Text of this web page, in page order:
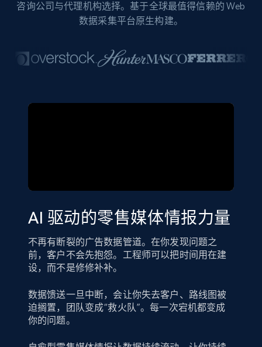
咨询公司与代理机构选择。基于全球最值得信赖的 Web
数据采集平台原生构建。
AI 驱动的零售媒体情报力量
不再有断裂的广告数据管道。在你发现问题之
前，客户不会先抱怨。工程师可以把时间用在建
设，而不是修修补补。
数据馈送一旦中断，会让你失去客户、路线图被
迫搁置，团队变成“救火队”。每一次宕机都变成
你的问题。